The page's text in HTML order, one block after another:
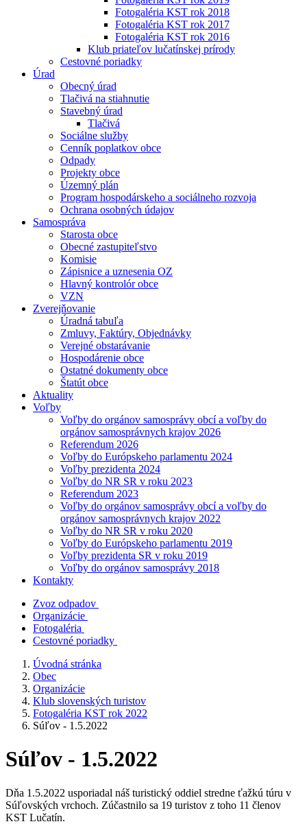
Fotogaléria KST rok 2018
Fotogaléria KST rok 2017
Fotogaléria KST rok 2016
Klub priateľov lučatínskej prírody
Cestovné poriadky
Úrad
Obecný úrad
Tlačivá na stiahnutie
Stavebný úrad
Tlačivá
Sociálne služby
Cenník poplatkov obce
Odpady
Projekty obce
Územný plán
Program hospodárskeho a sociálneho rozvoja
Ochrana osobných údajov
Samospráva
Starosta obce
Obecné zastupiteľstvo
Komisie
Zápisnice a uznesenia OZ
Hlavný kontrolór obce
VZN
Zverejňovanie
Úradná tabuľa
Zmluvy, Faktúry, Objednávky
Verejné obstarávanie
Hospodárenie obce
Ostatné dokumenty obce
Štatút obce
Aktuality
Voľby
Voľby do orgánov samosprávy obcí a voľby do
orgánov samosprávnych krajov 2026
Referendum 2026
Voľby do Európskeho parlamentu 2024
Voľby prezidenta 2024
Voľby do NR SR v roku 2023
Referendum 2023
Voľby do orgánov samosprávy obcí a voľby do
orgánov samosprávnych krajov 2022
Voľby do NR SR v roku 2020
Voľby do Európskeho parlamentu 2019
Voľby prezidenta SR v roku 2019
Voľby do orgánov samosprávy 2018
Kontakty
Zvoz odpadov
Organizácie
Fotogaléria
Cestovné poriadky
Úvodná stránka
Obec
Organizácie
Klub slovenských turistov
Fotogaléria KST rok 2022
Súľov - 1.5.2022
Súľov - 1.5.2022
Dňa 1.5.2022 usporiadal náš turistický oddiel stredne ťažkú túru v
Súľovských vrchoch. Zúčastnilo sa 19 turistov z toho 11 členov
KST Lučatín.